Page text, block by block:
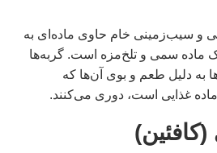
و سیب‌زمینی خام حاوی ماده‌ای به
ماده سمی و تلخ‌مزه است. گربه‌ها
به دلیل طعم و بوی آن‌ها که
غذایی است، دوری می‌کنند.